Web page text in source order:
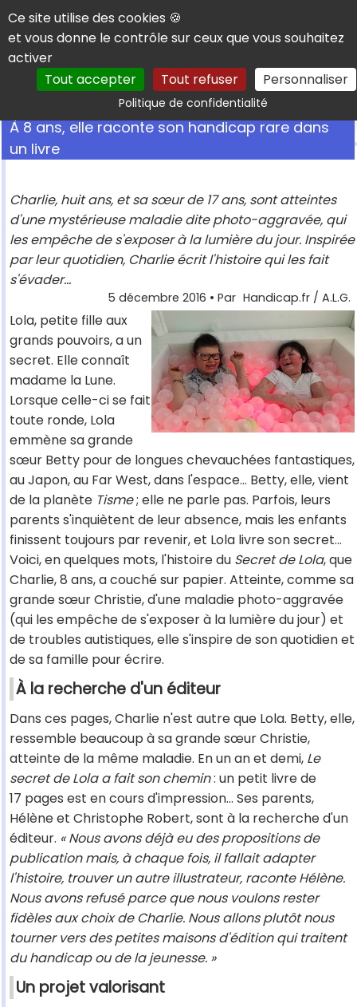
Panneau de gestion des cookies
Ce site utilise des cookies 🍪
et vous donne le contrôle sur ceux que vous souhaitez
activer
Tout accepter
Tout refuser Personnaliser
Politique de confidentialitéRechercher
À 8 ans, elle raconte son handicap rare dans
un livre
Charlie, huit ans, et sa sœur de 17 ans, sont atteintes
d'une mystérieuse maladie dite photo-aggravée, qui
les empêche de s'exposer à la lumière du jour. Inspirée
par leur quotidien, Charlie écrit l'histoire qui les fait
s'évader...
5 décembre 2016 • Par Handicap.fr / A.L.G.
Lola, petite fille aux
grands pouvoirs, a un
secret. Elle connaît
madame la Lune.
Lorsque celle-ci se fait
toute ronde, Lola
emmène sa grande
sœur Betty pour de longues chevauchées fantastiques,
au Japon, au Far West, dans l'espace… Betty, elle, vient
de la planète Tisme; elle ne parle pas. Parfois, leurs
parents s'inquiètent de leur absence, mais les enfants
finissent toujours par revenir, et Lola livre son secret…
Voici, en quelques mots, l'histoire du Secret de Lola, que
Charlie, 8 ans, a couché sur papier. Atteinte, comme sa
grande sœur Christie, d'une maladie photo-aggravée
(qui les empêche de s'exposer à la lumière du jour) et
de troubles autistiques, elle s'inspire de son quotidien et
de sa famille pour écrire.
À la recherche d'un éditeur
Dans ces pages, Charlie n'est autre que Lola. Betty, elle,
ressemble beaucoup à sa grande sœur Christie,
atteinte de la même maladie. En un an et demi, Le
secret de Lola a fait son chemin: un petit livre de
17 pages est en cours d'impression… Ses parents,
Hélène et Christophe Robert, sont à la recherche d'un
éditeur. « Nous avons déjà eu des propositions de
publication mais, à chaque fois, il fallait adapter
l'histoire, trouver un autre illustrateur, raconte Hélène.
Nous avons refusé parce que nous voulons rester
fidèles aux choix de Charlie. Nous allons plutôt nous
tourner vers des petites maisons d'édition qui traitent
du handicap ou de la jeunesse. »
Un projet valorisant